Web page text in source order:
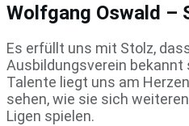
Wolfgang Oswald –
Es erfüllt uns mit Stolz,
Ausbildungsverein bekannt
Talente liegt uns am
sehen, wie sie sich
Ligen spielen.